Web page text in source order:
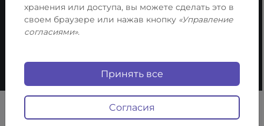
Fundacja Firma Dla Każdego
ul. Lwowska 17/4
00-660 Warszawa
Copyright © 2026 Firma Dla Każdego
хранения или доступа, вы можете сделать это в
своем браузере или нажав кнопку «Управление
согласиями».
Принять все
Cогласия